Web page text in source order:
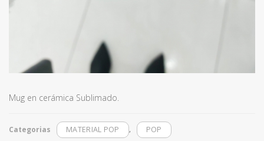
Mug en cerámica Sublimado.
Categorias MATERIAL POP , POP